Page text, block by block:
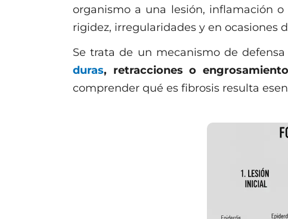
organismo a una lesión, inflamación o
rigidez, irregularidades y en ocasiones
Se trata de un mecanismo de
duras, retracciones o
comprender qué es fibrosis resulta